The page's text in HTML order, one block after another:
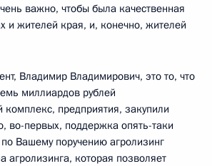
важно, чтобы была качественная
и жителей края, и, конечно, жителей
Владимир Владимирович, это то, что
миллиардов рублей
предприятия, закупили
во-первых, поддержка опять-таки
Вашему поручению агролизинг
агролизинга, которая позволяет